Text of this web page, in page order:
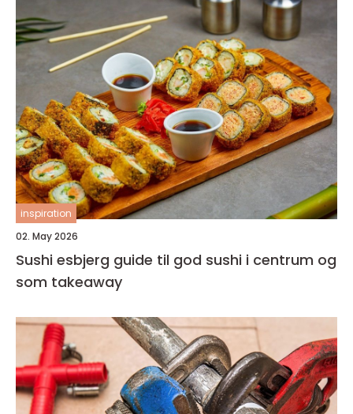
inspiration
02. May 2026
Sushi esbjerg guide til god sushi i centrum og
som takeaway